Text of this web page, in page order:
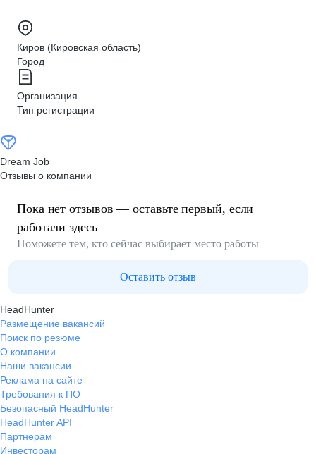
Киров (Кировская область)
Город
Организация
Тип регистрации
Dream Job
Отзывы о компании
Пока нет отзывов — оставьте первый, если
работали здесь
Поможете тем, кто сейчас выбирает место работы
Оставить отзыв
HeadHunter
Размещение вакансий
Поиск по резюме
О компании
Наши вакансии
Реклама на сайте
Требования к ПО
Безопасный HeadHunter
HeadHunter API
Партнерам
Инвесторам